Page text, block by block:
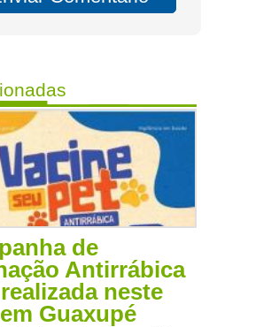
de
Antirrábica
neste
Guaxupé